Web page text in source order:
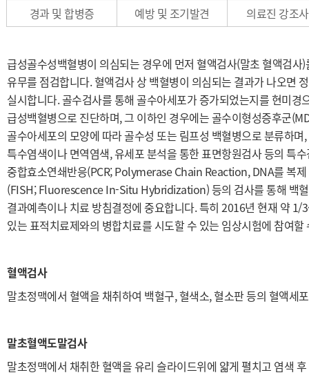
경과 및 합병증
예방 및 조기발견 의료진 강조
급성골수성백혈병이 의심되는 경우에 먼저 혈액검사(말초 혈액검
유무를 점검합니다. 혈액검사 상 백혈병이 의심되는 결과가 나오면
실시합니다. 골수검사를 통해 골수아세포가 증가되었는지를 현미
급성백혈병으로 진단하며, 그 이하인 경우에는 골수이형성증후군
골수아세포의 모양에 따라 골수성 또는 림프성 백혈병으로 분류하
특수염색이나 면역염색, 유세포 분석을 통한 표면항원검사 등의 특
중합효소연쇄반응(PCR; Polymerase Chain Reaction, DNA를 복
(FISH; Fluorescence In-Situ Hybridization) 등의 검사를 통해 백
결과예측이나 치료 방침결정에 중요합니다. 특히 2016년 현재 약
있는 표적치료제와의 병합치료를 시도할 수 있는 임상시험에 참여
혈액검사
말초정맥에서 혈액을 채취하여 백혈구, 혈색소, 혈소판 등의 혈액세
말초혈액도말검사
말초정맥에서 채취한 혈액을 유리 슬라이드위에 얇게 펼치고 염색